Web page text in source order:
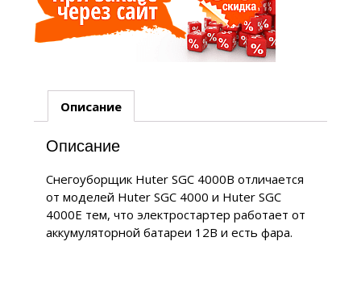
Описание
Описание
Снегоуборщик Huter SGC 4000B отличается
от моделей Huter SGC 4000 и Huter SGC
4000E тем, что электростартер работает от
аккумуляторной батареи 12В и есть фара.